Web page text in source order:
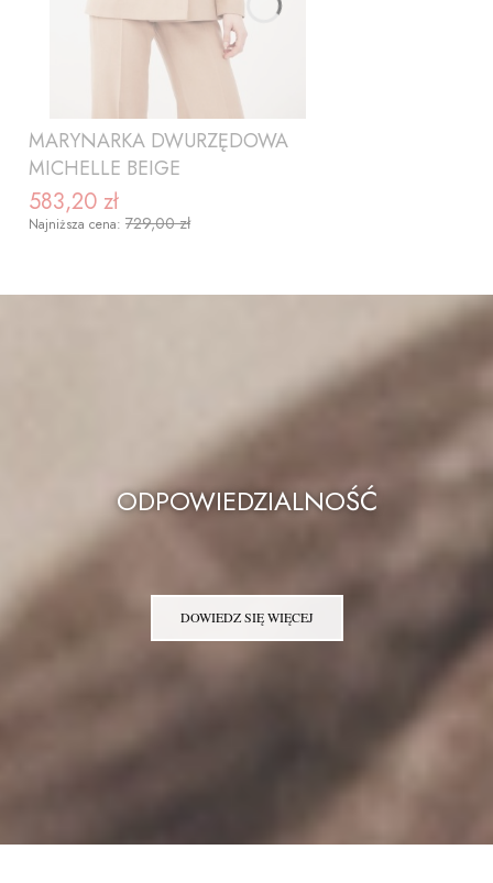
MARYNARKA DWURZĘDOWA
MICHELLE BEIGE
Cena promocyjna
583,20 zł
Najniższa cena: 729,00 zł
ZOBACZ PRODUKT
ODPOWIEDZIALNOŚĆ
DOWIEDZ SIĘ WIĘCEJ